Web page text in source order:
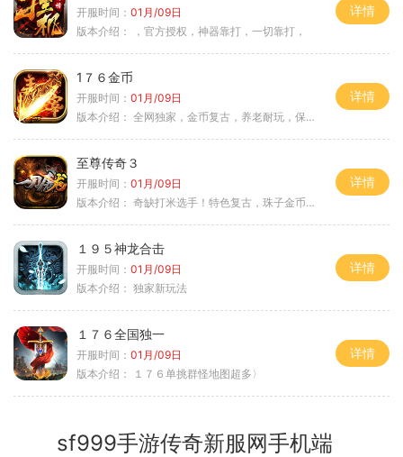
开服时间： 01月/09日
版本介绍：
，官方授权，神器靠打，一切靠打，
详情
1７６金币
开服时间： 01月/09日
版本介绍： 全网独家，金币复古，养老耐玩，保底回収
详情
至尊传奇３
开服时间： 01月/09日
版本介绍： 奇缺打米选手！特色复古，珠子金币释放珠子
详情
１９５神龙合击
开服时间： 01月/09日
版本介绍： 独家新玩法
详情
１７６全国独一
开服时间： 01月/09日
版本介绍：
１７６单挑群怪地图超多〉
详情
sf999手游传奇新服网手机端